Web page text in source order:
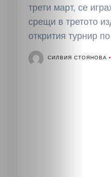
трети март, се
срещи в третото
открития турнир
СИЛВИЯ СТОЯНОВА